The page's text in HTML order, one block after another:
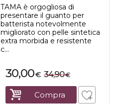
TAMA è orgogliosa di
presentare il guanto per
batterista notevolmente
migliorato con pelle sintetica
extra morbida e resistente
c...
€
30,00 €
34,90
Compra